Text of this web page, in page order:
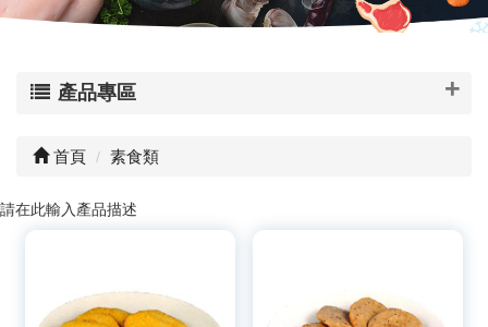
產品專區
首頁 素食類
請在此輸入產品描述